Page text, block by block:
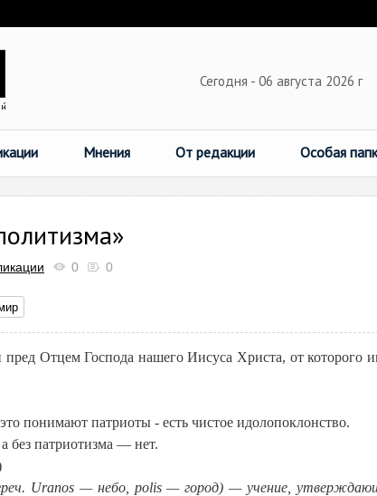
Сегодня - 06 августа 2026 г
Мнения От редакции Особая
0 0
Отцем Господа нашего Иисуса Христа, от которого
понимают патриоты - есть чистое идолопоклонство.
без патриотизма — нет.
Uranos — небо, polis — город) — учение,